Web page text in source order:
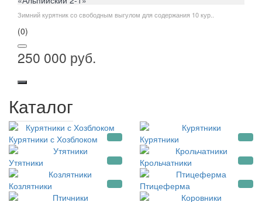
Зимний курятник со свободным выгулом для содержания 10 кур..
(0)
250 000 руб.
Каталог
Курятники с Хозблоком
Курятники
Утятники
Крольчатники
Козлятники
Птицеферма